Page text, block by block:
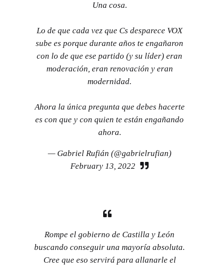
Una cosa.
Lo de que cada vez que Cs desparece VOX
sube es porque durante años te engañaron
con lo de que ese partido (y su líder) eran
moderación, eran renovación y eran
modernidad.
Ahora la única pregunta que debes hacerte
es con que y con quien te están engañando
ahora.
— Gabriel Rufián (@gabrielrufian)
February 13, 2022
Rompe el gobierno de Castilla y León
buscando conseguir una mayoría absoluta.
Cree que eso servirá para allanarle el